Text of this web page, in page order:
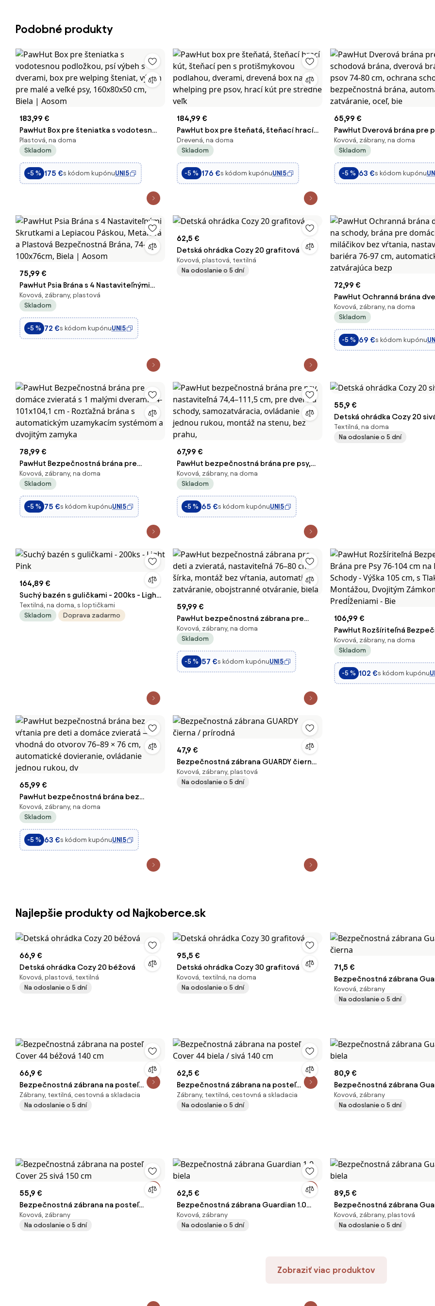
Podobné produkty
183,99 €
PawHut Box pre šteniatka s vodotesnou
podložkou, psí výbeh s dverami, box
pre welping šteniat, výbeh pre malé a
veľké psy, 160x80x50 cm, Biela | Aosom
Plastová, na doma
Skladom
-5 % 175 €s kódom kupónuUNI5
184,99 €
PawHut box pre šteňatá, šteňací hrací
kút, šteňací pen s protišmykovou
podlahou, dverami, drevená box na
whelping pre psov, hrací kút pre
stredne veľk
Drevená, na doma
Skladom
-5 % 176 €s kódom kupónuUNI5
65,99 €
PawHut Dverová brána pre
schodová brána, dverová
psov 74-80 cm, ochrana
bezpečnostná brána,
zatváranie, oceľ, bie
Kovová, zábrany, na doma
Skladom
-5 % 63 €s kódom kupónu
75,99 €
PawHut Psia Brána s 4 Nastaviteľnými
Skrutkami a Lepiacou Páskou, Metalová
a Plastová Bezpečnostná Brána, 74-
100x76cm, Biela | Aosom
Kovová, zábrany, plastová
Skladom
-5 % 72 €s kódom kupónuUNI5
62,5 €
Detská ohrádka Cozy 20 grafitová
Kovová, plastová, textilná
Na odoslanie o 5 dní
72,99 €
PawHut Ochranná brána
schody, brána pre
bez vŕtania, nastaviteľná
cm, automaticky sa
Kovová, zábrany, na doma
Skladom
-5 % 69 €s kódom kupónu
78,99 €
PawHut Bezpečnostná brána pre
domáce zvieratá s 1 malými dverami
74-101x104,1 cm - Rozťažná brána s
automatickým uzamykacím systémom
a dvojitým zamyka
Kovová, zábrany, na doma
Skladom
-5 % 75 €s kódom kupónuUNI5
67,99 €
PawHut bezpečnostná brána pre psy,
nastaviteľná 74,4–111,5 cm, pre dvere a
schody, samozatváracia, ovládanie
jednou rukou, montáž na stenu, bez
prahu,
Kovová, zábrany, na doma
Skladom
-5 % 65 €s kódom kupónuUNI5
55,9 €
Detská ohrádka Cozy 20
Textilná, na doma
Na odoslanie o 5 dní
164,89 €
Suchý bazén s guličkami - 200ks - Light
Pink
Textilná, na doma, s loptičkami
Skladom
Doprava zadarmo
59,99 €
PawHut bezpečnostná zábrana pre
deti a zvieratá, nastaviteľná 76–80 cm
šírka, montáž bez vŕtania, automatické
zatváranie, obojstranné otváranie,
biela
Kovová, zábrany, na doma
Skladom
-5 % 57 €s kódom kupónuUNI5
106,99 €
PawHut Rozšíriteľná
Brána pre Psy 76-104 cm na
Schody - Výška 105 cm, s
Montážou, Dvojitým
Predĺženiami - Bie
Kovová, zábrany, na doma
Skladom
-5 % 102 €s kódom kupónu
65,99 €
PawHut bezpečnostná brána bez
vŕtania pre deti a domáce zvieratá —
vhodná do otvorov 76–89 × 76 cm,
automatické dovieranie, ovládanie
jednou rukou, dv
Kovová, zábrany, na doma
Skladom
-5 % 63 €s kódom kupónuUNI5
47,9 €
Bezpečnostná zábrana GUARDY čierna
/ prírodná
Kovová, zábrany, plastová
Na odoslanie o 5 dní
Najlepšie produkty od Najkoberce.sk
66,9 €
Detská ohrádka Cozy 20 béžová
Kovová, plastová, textilná
Na odoslanie o 5 dní
95,5 €
Detská ohrádka Cozy 30 grafitová
Kovová, textilná, na doma
Na odoslanie o 5 dní
71,5 €
Bezpečnostná zábrana
čierna
Kovová, zábrany
Na odoslanie o 5 dní
66,9 €
Bezpečnostná zábrana na posteľ
Cover 44 béžová 140 cm
Zábrany, textilná, cestovná a skladacia
Na odoslanie o 5 dní
62,5 €
Bezpečnostná zábrana na posteľ
Cover 44 biela / sivá 140 cm
Zábrany, textilná, cestovná a skladacia
Na odoslanie o 5 dní
80,9 €
Bezpečnostná zábrana
biela
Kovová, zábrany
Na odoslanie o 5 dní
55,9 €
Bezpečnostná zábrana na posteľ
Cover 25 sivá 150 cm
Kovová, zábrany
Na odoslanie o 5 dní
62,5 €
Bezpečnostná zábrana Guardian 1.0
biela
Kovová, zábrany
Na odoslanie o 5 dní
89,5 €
Bezpečnostná zábrana
biela
Kovová, zábrany, plastová
Na odoslanie o 5 dní
Zobraziť viac produktov